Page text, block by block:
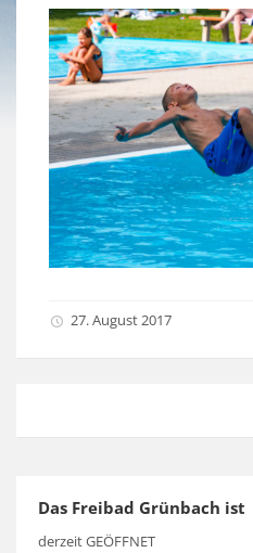
27. August 2017
Das Freibad Grünbach ist
derzeit GEÖFFNET